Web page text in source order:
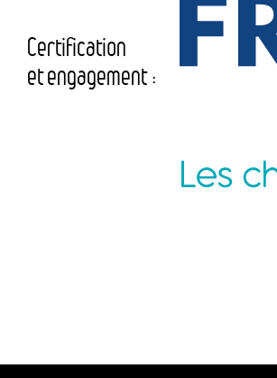
Certification
et engagement :